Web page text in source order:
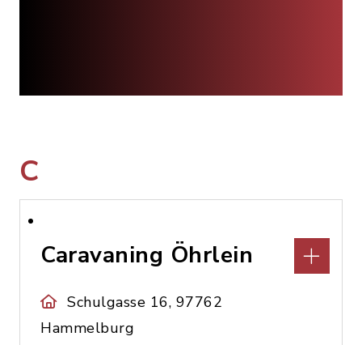
C
Caravaning Öhrlein
Schulgasse 16, 97762
Hammelburg